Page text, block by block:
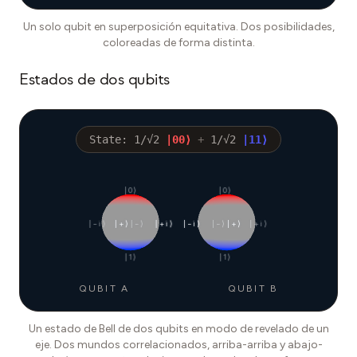
Un solo qubit en superposición equitativa. Dos posibilidades,
coloreadas de forma distinta.
Estados de dos qubits
State: 1/√2 00⟩ + 1/√2 11 ⟩
|+⟩ |−⟩ |+i⟩
|−i⟩
|0⟩
|1⟩
|+⟩
|−⟩ |+i⟩
|−i⟩
|0⟩
|1⟩
QUBIT A QUBIT B
Un estado de Bell de dos qubits en modo de revelado de un
eje. Dos mundos correlacionados, arriba-arriba y abajo-